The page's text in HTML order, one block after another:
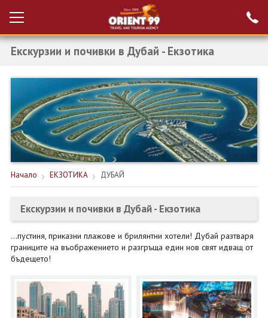
Вход за агенти
Проверка на
РАННИ ЗАПИСВАНИЯ ТУРЦИЯ
НОВА ГОДИНА ТУРЦИЯ
НОВА ГОДИНА
ПОЧИВКИ
КРУИЗИ
ЕКЗОТИКА
ЕКСКУРЗИИ
ЗА НАС
КОНТАКТИ
ФИРМЕНИ ДОКУМЕНТИ
Екскурзии и почивки в Дубай - Екзотика
Начало ЕКЗОТИКА ДУБАЙ
Екскурзии и почивки в Дубай - Екзотика
...пустиня, приказни плажове и брилянтни хотели! Дубай разтваря
границите на въображението и разгръща един нов свят идващ от
бъдещето!